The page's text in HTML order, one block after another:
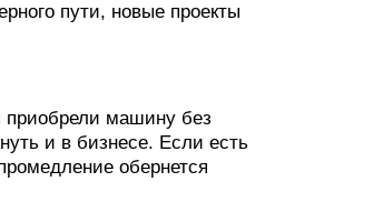
пути, новые проекты
приобрели машину без
и в бизнесе. Если есть
обернется